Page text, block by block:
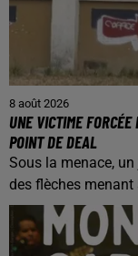
8 août 2026
UNE VICTIME
POINT DE DEAL
Sous la menace,
des flèches